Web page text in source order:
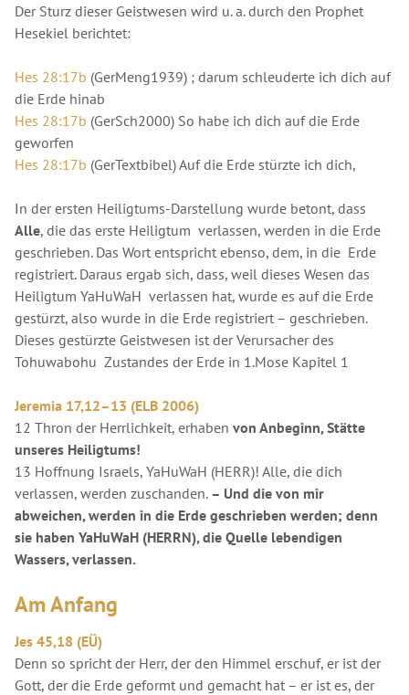
Der Sturz dieser Geistwesen wird u. a. durch den Prophet
Hesekiel berichtet:
Hes 28:17b (GerMeng1939) ; darum schleuderte ich dich auf
die Erde hinab
Hes 28:17b (GerSch2000) So habe ich dich auf die Erde
geworfen
Hes 28:17b (GerTextbibel) Auf die Erde stürzte ich dich,
In der ersten Heiligtums-Darstellung wurde betont, dass
Alle, die das erste Heiligtum verlassen, werden in die Erde
geschrieben. Das Wort entspricht ebenso, dem, in die Erde
registriert. Daraus ergab sich, dass, weil dieses Wesen das
Heiligtum YaHuWaH verlassen hat, wurde es auf die Erde
gestürzt, also wurde in die Erde registriert – geschrieben.
Dieses gestürzte Geistwesen ist der Verursacher des
Tohuwabohu Zustandes der Erde in 1.Mose Kapitel 1
Jeremia 17,12–13 (ELB 2006)
12 Thron der Herrlichkeit, erhaben von Anbeginn, Stätte
unseres Heiligtums!
13 Hoffnung Israels, YaHuWaH (HERR)! Alle, die dich
verlassen, werden zuschanden. – Und die von mir
abweichen, werden in die Erde geschrieben werden; denn
sie haben YaHuWaH (HERRN), die Quelle lebendigen
Wassers, verlassen.
Am Anfang
Jes 45,18 (EÜ)
Denn so spricht der Herr, der den Himmel erschuf, er ist der
Gott, der die Erde geformt und gemacht hat – er ist es, der